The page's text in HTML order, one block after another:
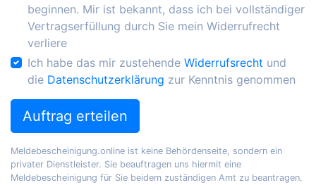
beginnen. Mir ist bekannt, dass ich bei vollständiger
Vertragserfüllung durch Sie mein Widerrufrecht
verliere
Ich habe das mir zustehende Widerrufsrecht und
die Datenschutzerklärung zur Kenntnis genommen
Auftrag erteilen
Meldebescheinigung.online ist keine Behördenseite, sondern ein
privater Dienstleister. Sie beauftragen uns hiermit eine
Meldebescheinigung für Sie beidem zuständigen Amt zu beantragen.